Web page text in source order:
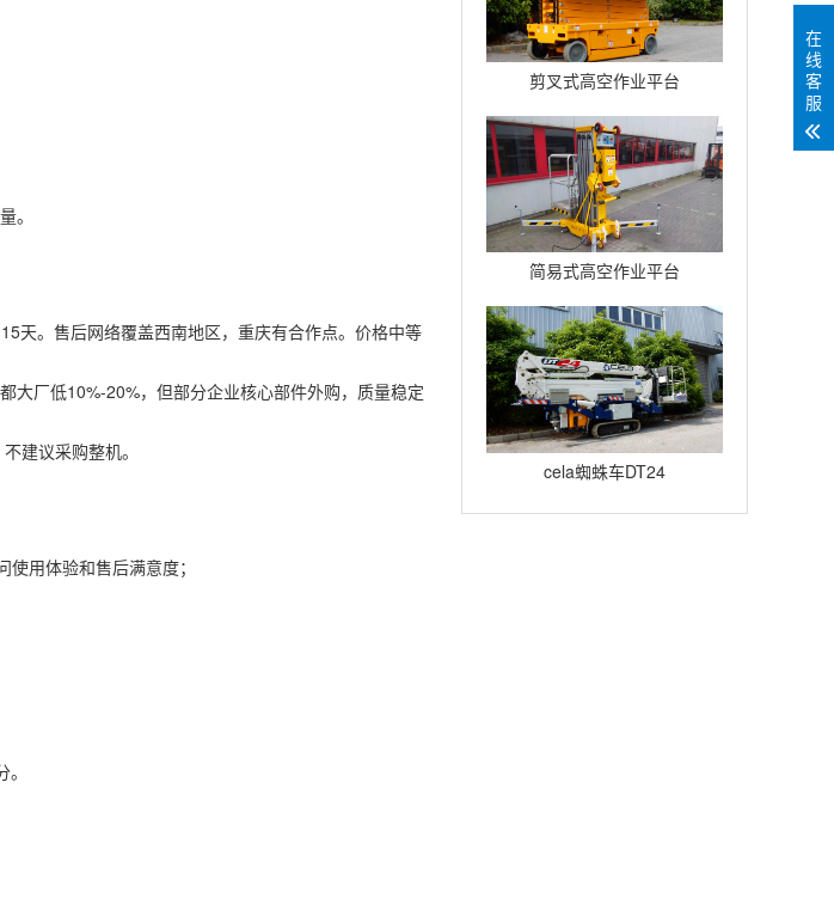
剪叉式高空作业平台
Compact12
简易式高空作业平台
Quickup7
cela蜘蛛车DT24
。
天。售后网络覆盖西南地区，重庆有合作点。价格中等
大厂低10%-20%，但部分企业核心部件外购，质量稳定
建议采购整机。
用体验和售后满意度；
在
线
客
服